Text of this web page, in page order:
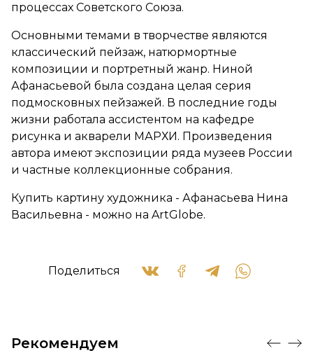
процессах Советского Союза.
Основными темами в творчестве являются
классический пейзаж, натюрмортные
композиции и портретный жанр. Ниной
Афанасьевой была создана целая серия
подмосковных пейзажей. В последние годы
жизни работала ассистентом на кафедре
рисунка и акварели МАРХИ. Произведения
автора имеют экспозиции ряда музеев России
и частные коллекционные собрания.
Купить картину художника - Афанасьева Нина
Васильевна - можно на ArtGlobe.
Поделиться
Рекомендуем